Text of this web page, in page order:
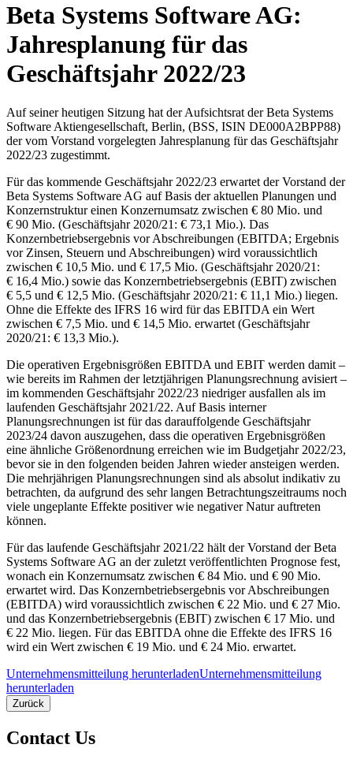
Beta Systems Software AG:
Jahresplanung für das
Geschäftsjahr 2022/23
Auf seiner heutigen Sitzung hat der Aufsichtsrat der Beta Systems
Software Aktiengesellschaft, Berlin, (BSS, ISIN DE000A2BPP88)
der vom Vorstand vorgelegten Jahresplanung für das Geschäftsjahr
2022/23 zugestimmt.
Für das kommende Geschäftsjahr 2022/23 erwartet der Vorstand der
Beta Systems Software AG auf Basis der aktuellen Planungen und
Konzernstruktur einen Konzernumsatz zwischen € 80 Mio. und
€ 90 Mio. (Geschäftsjahr 2020/21: € 73,1 Mio.). Das
Konzernbetriebsergebnis vor Abschreibungen (EBITDA; Ergebnis
vor Zinsen, Steuern und Abschreibungen) wird voraussichtlich
zwischen € 10,5 Mio. und € 17,5 Mio. (Geschäftsjahr 2020/21:
€ 16,4 Mio.) sowie das Konzernbetriebsergebnis (EBIT) zwischen
€ 5,5 und € 12,5 Mio. (Geschäftsjahr 2020/21: € 11,1 Mio.) liegen.
Ohne die Effekte des IFRS 16 wird für das EBITDA ein Wert
zwischen € 7,5 Mio. und € 14,5 Mio. erwartet (Geschäftsjahr
2020/21: € 13,3 Mio.).
Die operativen Ergebnisgrößen EBITDA und EBIT werden damit –
wie bereits im Rahmen der letztjährigen Planungsrechnung avisiert –
im kommenden Geschäftsjahr 2022/23 niedriger ausfallen als im
laufenden Geschäftsjahr 2021/22. Auf Basis interner
Planungsrechnungen ist für das darauffolgende Geschäftsjahr
2023/24 davon auszugehen, dass die operativen Ergebnisgrößen
eine ähnliche Größenordnung erreichen wie im Budgetjahr 2022/23,
bevor sie in den folgenden beiden Jahren wieder ansteigen werden.
Die mehrjährigen Planungsrechnungen sind als absolut indikativ zu
betrachten, da aufgrund des sehr langen Betrachtungszeitraums noch
viele ungeplante Effekte positiver wie negativer Natur auftreten
können.
Für das laufende Geschäftsjahr 2021/22 hält der Vorstand der Beta
Systems Software AG an der zuletzt veröffentlichten Prognose fest,
wonach ein Konzernumsatz zwischen € 84 Mio. und € 90 Mio.
erwartet wird. Das Konzernbetriebsergebnis vor Abschreibungen
(EBITDA) wird voraussichtlich zwischen € 22 Mio. und € 27 Mio.
und das Konzernbetriebsergebnis (EBIT) zwischen € 17 Mio. und
€ 22 Mio. liegen. Für das EBITDA ohne die Effekte des IFRS 16
wird ein Wert zwischen € 19 Mio. und € 24 Mio. erwartet.
Unternehmensmitteilung herunterladenUnternehmensmitteilung
herunterladen
Zurück
Contact Us